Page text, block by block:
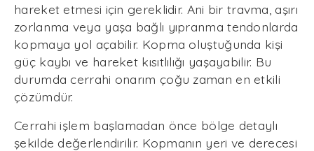
hareket etmesi için gereklidir. Ani bir travma, aşırı
zorlanma veya yaşa bağlı yıpranma tendonlarda
kopmaya yol açabilir. Kopma oluştuğunda kişi
güç kaybı ve hareket kısıtlılığı yaşayabilir. Bu
durumda cerrahi onarım çoğu zaman en etkili
çözümdür.
Cerrahi işlem başlamadan önce bölge detaylı
şekilde değerlendirilir. Kopmanın yeri ve derecesi